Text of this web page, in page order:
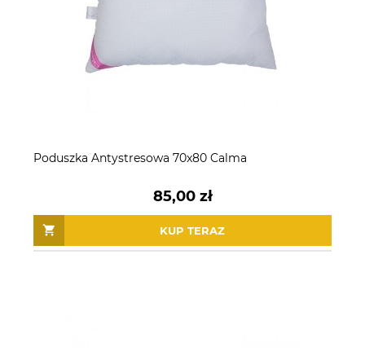
Poduszka Antystresowa 70x80 Calma
85,00 zł
KUP TERAZ